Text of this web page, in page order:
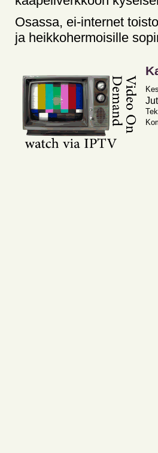
Osassa, ei-internet
ja heikkohermoisille